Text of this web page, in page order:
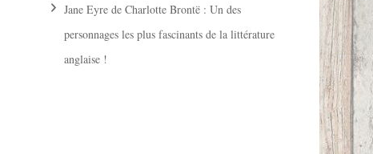
Jane Eyre de Charlotte Brontë : Un des
personnages les plus fascinants de la littérature
anglaise !